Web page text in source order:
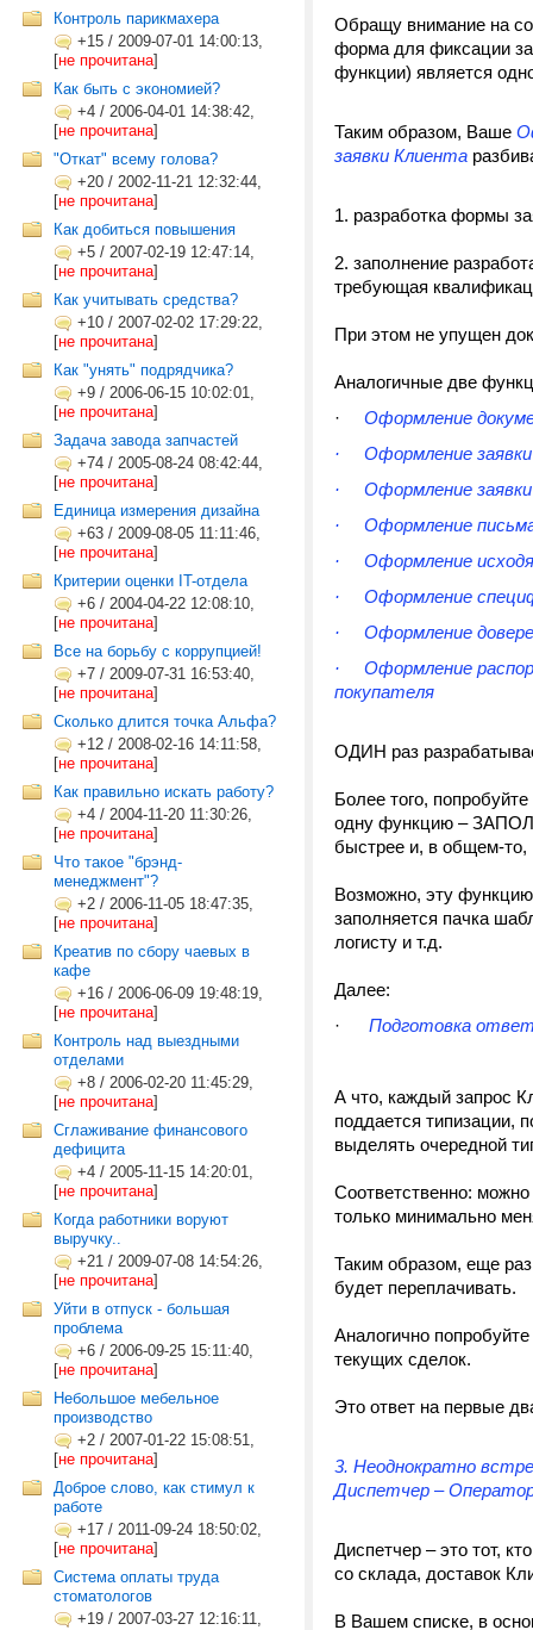
Контроль парикмахера
+15 / 2009-07-01 14:00:13,
[не прочитана]
Как быть с экономией?
+4 / 2006-04-01 14:38:42,
[не прочитана]
"Откат" всему голова?
+20 / 2002-11-21 12:32:44,
[не прочитана]
Как добиться повышения
+5 / 2007-02-19 12:47:14,
[не прочитана]
Как учитывать средства?
+10 / 2007-02-02 17:29:22,
[не прочитана]
Как "унять" подрядчика?
+9 / 2006-06-15 10:02:01,
[не прочитана]
Задача завода запчастей
+74 / 2005-08-24 08:42:44,
[не прочитана]
Единица измерения дизайна
+63 / 2009-08-05 11:11:46,
[не прочитана]
Критерии оценки IT-отдела
+6 / 2004-04-22 12:08:10,
[не прочитана]
Все на борьбу с коррупцией!
+7 / 2009-07-31 16:53:40,
[не прочитана]
Cколько длится точка Альфа?
+12 / 2008-02-16 14:11:58,
[не прочитана]
Как правильно искать работу?
+4 / 2004-11-20 11:30:26,
[не прочитана]
Что такое "брэнд-
менеджмент"?
+2 / 2006-11-05 18:47:35,
[не прочитана]
Креатив по сбору чаевых в
кафе
+16 / 2006-06-09 19:48:19,
[не прочитана]
Контроль над выездными
отделами
+8 / 2006-02-20 11:45:29,
[не прочитана]
Сглаживание финансового
дефицита
+4 / 2005-11-15 14:20:01,
[не прочитана]
Когда работники воруют
выручку..
+21 / 2009-07-08 14:54:26,
[не прочитана]
Уйти в отпуск - большая
проблема
+6 / 2006-09-25 15:11:40,
[не прочитана]
Небольшое мебельное
производство
+2 / 2007-01-22 15:08:51,
[не прочитана]
Доброе слово, как стимул к
работе
+17 / 2011-09-24 18:50:02,
[не прочитана]
Система оплаты труда
стоматологов
+19 / 2007-03-27 12:16:11,
Обращу внимание на
форма для фиксации
функции) является
Таким образом, Ваше
заявки Клиента
1. разработка формы
2. заполнение
требующая
При этом не упущен
Аналогичные две
· Оформление
· Оформление заявки
· Оформление
· Оформление письма
· Оформление
· Оформление
· Оформление
· Оформление
покупателя
ОДИН раз
Более того,
одну функцию –
быстрее и, в общем-то,
Возможно, эту
заполняется пачка
логисту и т.д.
Далее:
· Подготовка
А что, каждый запрос
поддается типизации,
выделять очередной
Соответственно:
только минимально
Таким образом, еще
будет переплачивать.
Аналогично
текущих сделок.
Это ответ на первые
3. Неоднократно
Диспетчер –
Диспетчер – это тот,
со склада, доставок
В Вашем списке, в